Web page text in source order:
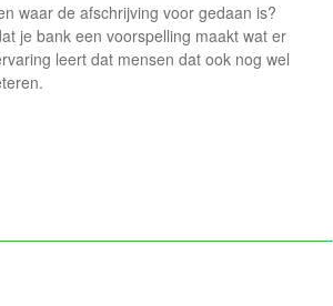
waar de afschrijving voor gedaan is?
je bank een voorspelling maakt wat er
leert dat mensen dat ook nog wel